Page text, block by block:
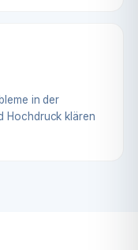
in der
Hochdruck klären